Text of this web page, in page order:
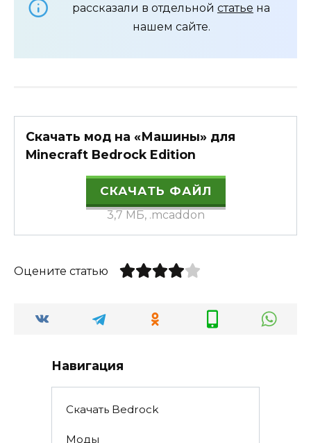
рассказали в отдельной статье на
нашем сайте.
Скачать мод на «Машины» для
Minecraft Bedrock Edition
СКАЧАТЬ ФАЙЛ
3,7 МБ, .mcaddon
Оцените статью
Навигация
Скачать Bedrock
Моды